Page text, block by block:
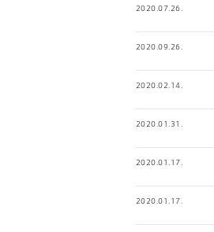
2020.07.26.
2020.09.26.
2020.02.14.
2020.01.31.
2020.01.17.
2020.01.17.